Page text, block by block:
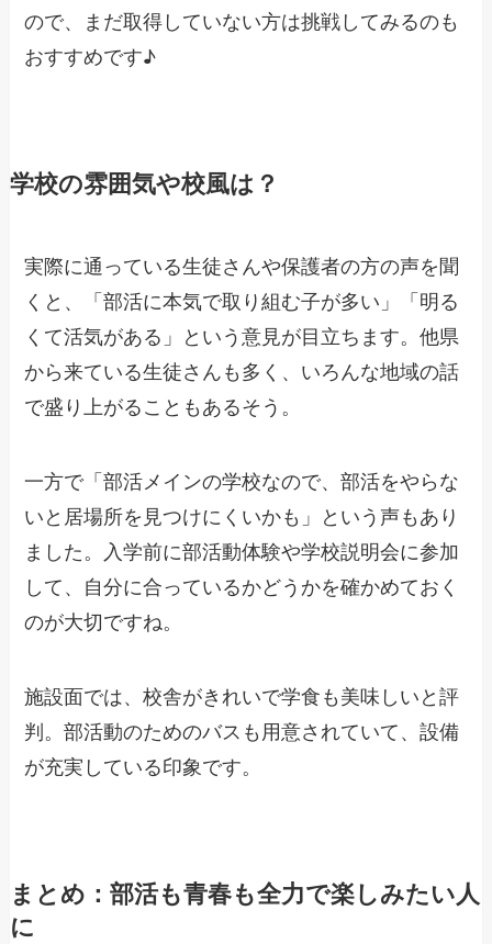
ので、まだ取得していない方は挑戦してみるのも
おすすめです♪
学校の雰囲気や校風は？
実際に通っている生徒さんや保護者の方の声を聞
くと、「部活に本気で取り組む子が多い」「明る
くて活気がある」という意見が目立ちます。他県
から来ている生徒さんも多く、いろんな地域の話
で盛り上がることもあるそう。
一方で「部活メインの学校なので、部活をやらな
いと居場所を見つけにくいかも」という声もあり
ました。入学前に部活動体験や学校説明会に参加
して、自分に合っているかどうかを確かめておく
のが大切ですね。
施設面では、校舎がきれいで学食も美味しいと評
判。部活動のためのバスも用意されていて、設備
が充実している印象です。
まとめ：部活も青春も全力で楽しみたい人
に